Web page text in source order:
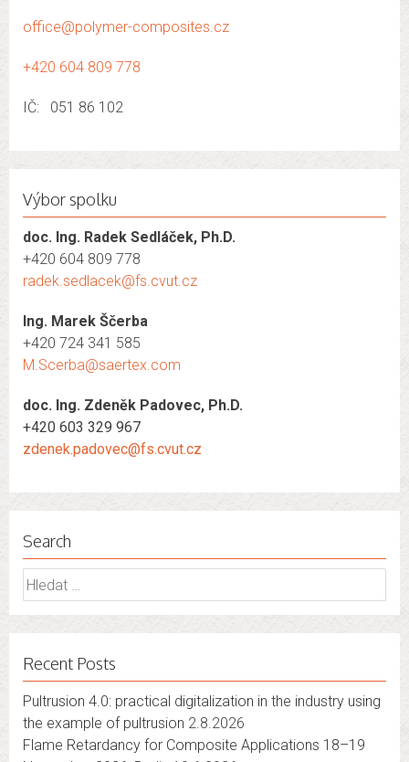
office@polymer-composites.cz
+420 604 809 778
IČ: 051 86 102
Výbor spolku
doc. Ing. Radek Sedláček, Ph.D.
+420 604 809 778
radek.sedlacek@fs.cvut.cz
Ing. Marek Ščerba
+420 724 341 585
M.Scerba@saertex.com
doc. Ing. Zdeněk Padovec, Ph.D.
+420 603 329 967
zdenek.padovec@fs.cvut.cz
Search
Vyhledávání
Recent Posts
Pultrusion 4.0: practical digitalization in the industry using
the example of pultrusion 2.8.2026
Flame Retardancy for Composite Applications 18–19